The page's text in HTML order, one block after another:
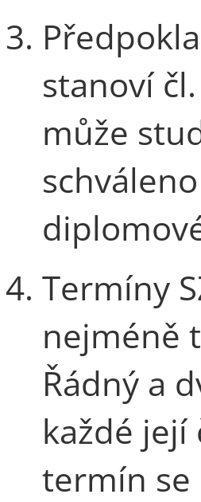
stanoví
může
Termíny
nejméně
Řádný a
každé její
termín se